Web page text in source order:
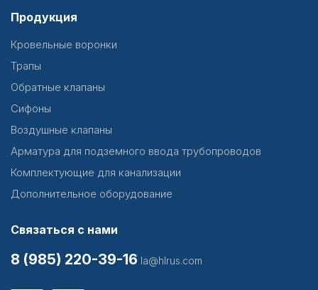
Продукция
Кровельные воронки
Трапы
Обратные клапаны
Сифоны
Воздушные клапаны
Арматура для подземного ввода трубопроводов
Комплектующие для канализации
Дополнительное оборудование
Связаться с нами
8 (985) 220-39-16 la@hlrus.com